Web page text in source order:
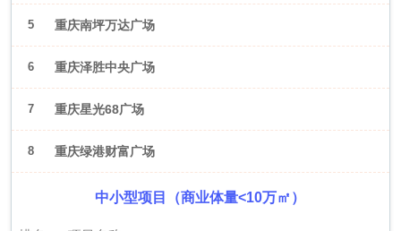
5 重庆南坪万达广场
6 重庆泽胜中央广场
7 重庆星光68广场
8 重庆绿港财富广场
中小型项目（商业体量<10万㎡）